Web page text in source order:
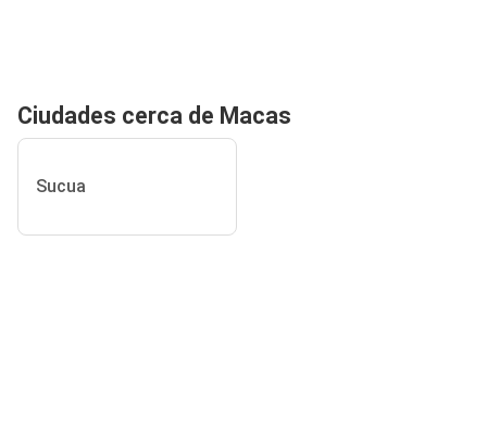
Ciudades cerca de Macas
Sucua